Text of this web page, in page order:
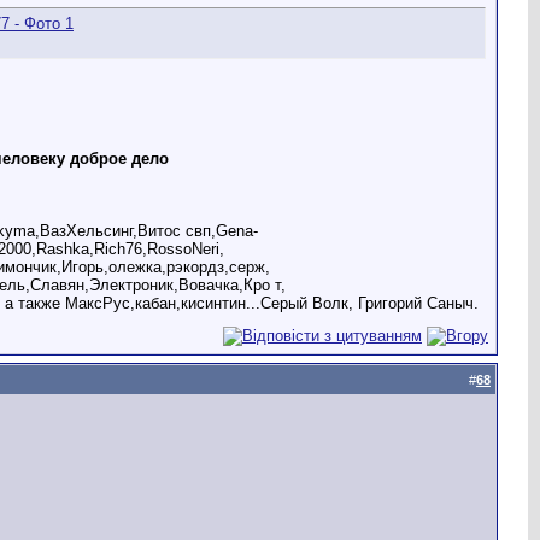
доброе дело
свп,Gena-
т,
также МаксРус,кабан,кисинтин...Серый Волк, Григорий Саныч.
#68